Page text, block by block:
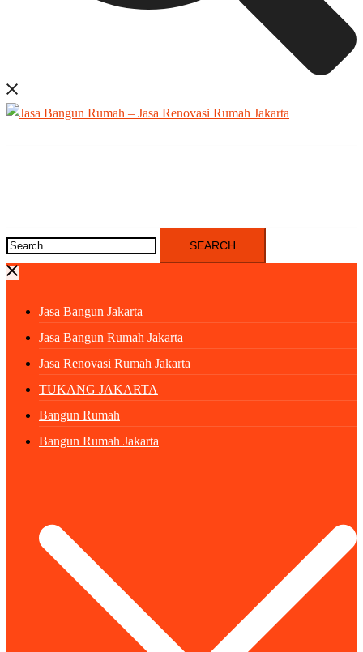
Search
for:
Jasa Bangun Jakarta
Jasa Bangun Rumah Jakarta
Jasa Renovasi Rumah Jakarta
TUKANG JAKARTA
Bangun Rumah
Bangun Rumah Jakarta